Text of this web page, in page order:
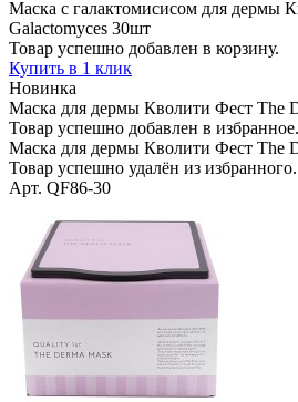
Маска с галактомисисом для дермы
Galactomyces 30шт
Товар успешно добавлен в корзину.
Купить в 1 клик
Новинка
Маска для дермы Кволити Фест The
Товар успешно добавлен в избранное.
Маска для дермы Кволити Фест The
Товар успешно удалён из избранного.
Арт. QF86-30